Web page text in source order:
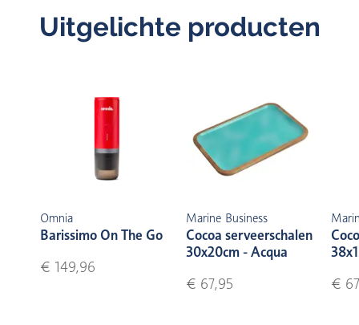
Uitgelichte producten
Omnia
Barissimo On The Go
€ 149,96
Marine Business
Cocoa serveerschalen
30x20cm - Acqua
€ 67,95
€